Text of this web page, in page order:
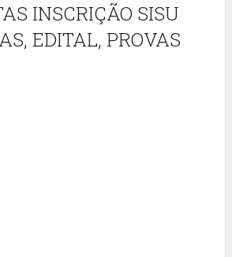
INSCRIÇÃO SISU
EDITAL, PROVAS